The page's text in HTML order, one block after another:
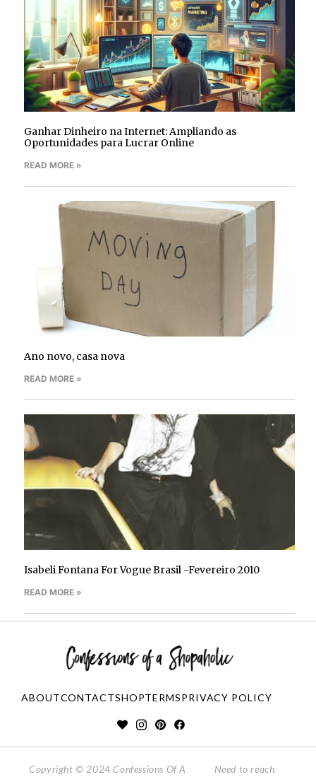
Ganhar Dinheiro na Internet: Ampliando as
Oportunidades para Lucrar Online
READ MORE »
Ano novo, casa nova
READ MORE »
Isabeli Fontana For Vogue Brasil -Fevereiro 2010
READ MORE »
ABOUTCONTACTSHOPTERMSPRIVACY POLICY
Copyright © 2024 Confessions Of A Need to reach